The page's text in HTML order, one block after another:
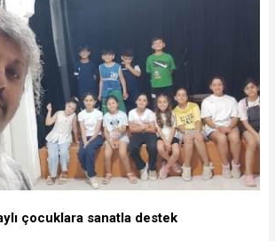
çocuklara sanatla destek